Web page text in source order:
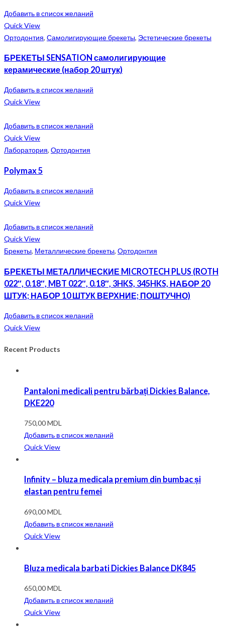
Добавить в список желаний
Quick View
Ортодонтия, Самолигирующие брекеты, Эстетические брекеты
БРЕКЕТЫ SENSATION самолигирующие
керамические (набор 20 штук)
Добавить в список желаний
Quick View
Добавить в список желаний
Quick View
Лаборатория, Ортодонтия
Polymax 5
Добавить в список желаний
Quick View
Добавить в список желаний
Quick View
Брекеты, Металлические брекеты, Ортодонтия
БРЕКЕТЫ МЕТАЛЛИЧЕСКИЕ MICROTECH PLUS (ROTH
022″, 0.18″, MBT 022″, 0.18″, 3HKS, 345HKS, НАБОР 20
ШТУК; НАБОР 10 ШТУК ВЕРХНИЕ; ПОШТУЧНО)
Добавить в список желаний
Quick View
Recent Products
Pantaloni medicali pentru bărbați Dickies Balance,
DKE220
750,00MDL
Добавить в список желаний
Quick View
Infinity – bluza medicala premium din bumbac și
elastan pentru femei
690,00MDL
Добавить в список желаний
Quick View
Bluza medicala barbati Dickies Balance DK845
650,00MDL
Добавить в список желаний
Quick View